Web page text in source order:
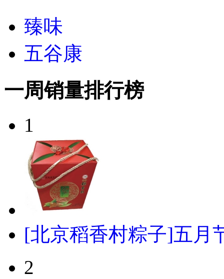
臻味
五谷康
一周销量排行榜
1
[北京稻香村粽子]五月
2